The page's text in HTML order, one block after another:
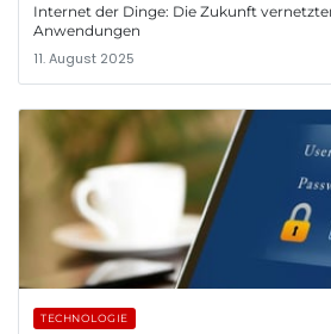
Internet der Dinge: Die Zukunft
Anwendungen
11. August 2025
TECHNOLOGIE